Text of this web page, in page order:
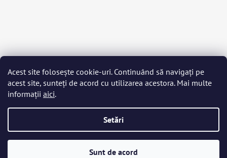
Acest site folosește cookie-uri. Continuând să navigați pe
acest site, sunteți de acord cu utilizarea acestora. Mai multe
informații aici.
Setări
Sunt de acord
Čeština Slovenčina English Deutsch Magyar
Język polski
Română Italiano Español Français
Português
Nederlands Українська Ελληνικά Svenska Dansk
Drepturi de autor 2026Bohemia Crystal Glass